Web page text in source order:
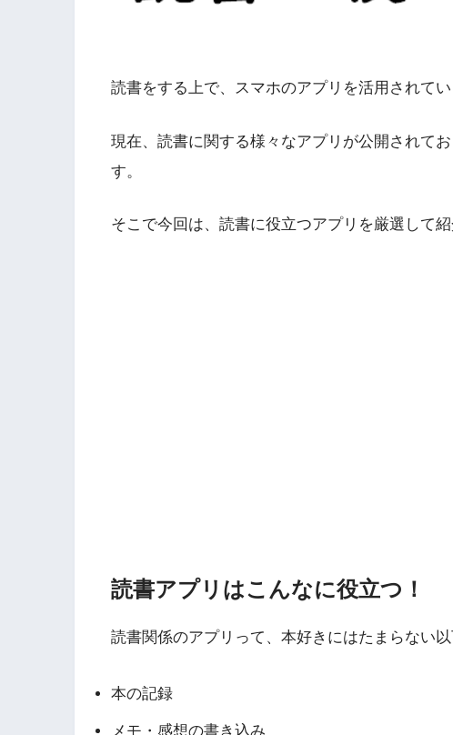
読書をする上で、スマホのアプリを活用されてい
現在、読書に関する様々なアプリが公開されて
す。
そこで今回は、読書に役立つアプリを厳選して紹
読書アプリはこんなに役立つ！
読書関係のアプリって、本好きにはたまらない
本の記録
メモ・感想の書き込み